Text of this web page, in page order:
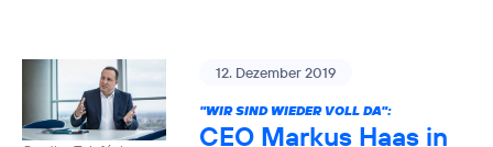
12. Dezember 2019
"WIR SIND WIEDER VOLL DA":
CEO Markus Haas in